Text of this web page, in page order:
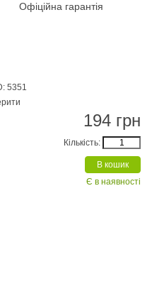
Офіційна гарантія
5351
194 грн
Кількість:
Є в наявності